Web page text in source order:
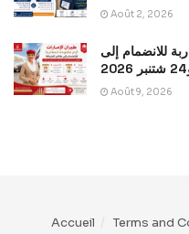
Août 2, 2026
للانضمام إلى
Août 9, 2026
Accueil Terms and